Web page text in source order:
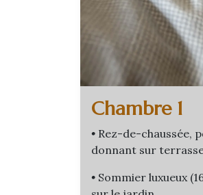
Chambre 1
• Rez-de-chaussée,
donnant sur
• Sommier luxueux